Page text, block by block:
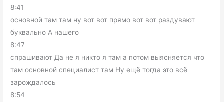
8:41
основной там там ну вот вот прямо вот вот раздувают
буквально А нашего
8:47
спрашивают Да не я никто я там а потом выясняется что
там основной специалист там Ну ещё тогда это всё
зарождалось
8:54